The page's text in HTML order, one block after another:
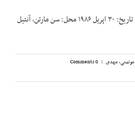
روایت‌کننده: مهدی موتمنی تاریخ: ۳۰ اپریل ۱۹۸۶ محل: سن مارتن، آنتیل
موتمنی، مهدی |
0 Comments